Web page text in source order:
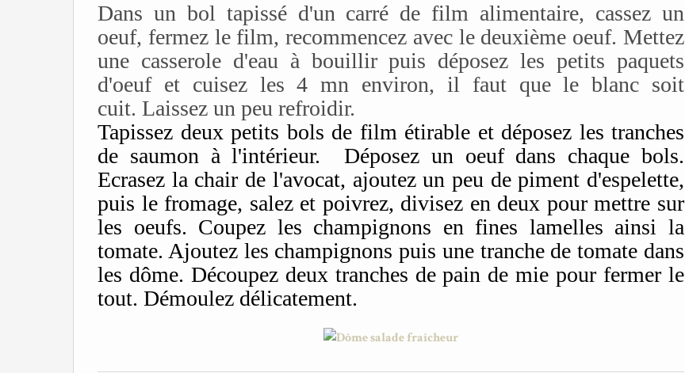
Dans un bol tapissé d'un carré de film alimentaire, cassez un
oeuf, fermez le film, recommencez avec le deuxième oeuf. Mettez
une casserole d'eau à bouillir puis déposez les petits paquets
d'oeuf et cuisez les 4 mn environ, il faut que le blanc soit
cuit. Laissez un peu refroidir.
Tapissez deux petits bols de film étirable et déposez les tranches
de saumon à l'intérieur. Déposez un oeuf dans chaque bols.
Ecrasez la chair de l'avocat, ajoutez un peu de piment d'espelette,
puis le fromage, salez et poivrez, divisez en deux pour mettre sur
les oeufs. Coupez les champignons en fines lamelles ainsi la
tomate. Ajoutez les champignons puis une tranche de tomate dans
les dôme. Découpez deux tranches de pain de mie pour fermer le
tout. Démoulez délicatement.